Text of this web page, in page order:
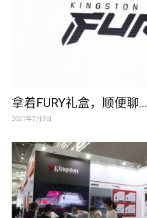
拿着FURY礼盒，顺便聊...
2021年7月3日